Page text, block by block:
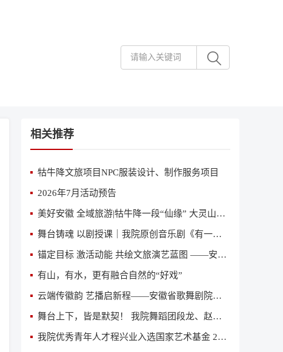
相关推荐
牯牛降文旅项目NPC服装设计、制作服务项目
2026年7月活动预告
美好安徽 全域旅游|牯牛降一段“仙缘” 大灵山一曲恋歌
舞台铸魂 以剧授课｜我院原创音乐剧《有一天》亮相省国资委、省直专题党课舞台
锚定目标 激活动能 共绘文旅演艺蓝图 ——安徽省歌舞剧院（安徽省演出公司）召开2026年第二季度经营分析会
有山，有水，更有融合自然的“好戏”
云端传徽韵 艺播启新程——安徽省歌舞剧院获评全国“艺播计划”创新院团
舞台上下，皆是默契！ 我院舞蹈团段龙、赵亚丽入围“2026意大利国际舞蹈人才大赛”全球总决赛
我院优秀青年人才程兴业入选国家艺术基金 2026 年度艺术人才培训资助项目《当代舞创作人才培训》参训名单